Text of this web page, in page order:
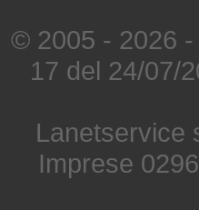
© 2005 - 2026
17 del 24/07/
Lanetservice
Imprese